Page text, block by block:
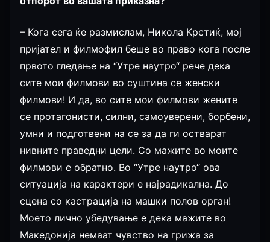
– Кога сега ќе размислам, Никола Крстиќ, мој
пријател и филмофил беше во право кога после
првото гледање на “Утре наутро“ рече дека
сите мои филмови во суштина се женски
филмови! И да, во сите мои филмови жените
се протагонисти, силни, самоуверени, борбени,
умни и подготвени на се за да ги остварат
нивните праведни цели. Со мажите во моите
филмови е обратно. Во “Утре наутро“ ова
ситуација на карактери е најрадикална. До
сцена со кастрација на машки полов орган!
Моето лично убедување е дека мажите во
Македонија немаат чувство на грижа за